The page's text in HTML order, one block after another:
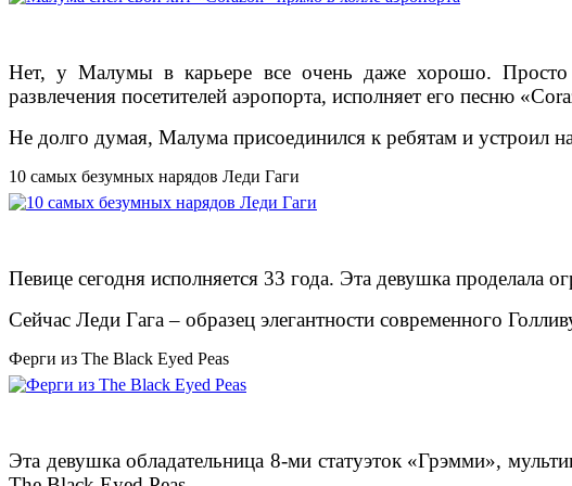
Нет, у Малумы в карьере все очень даже хорошо. Просто
развлечения посетителей аэропорта, исполняет его песню
Не долго думая, Малума присоединился к ребятам и устроил
10 самых безумных нарядов Леди Гаги
Певице сегодня исполняется 33 года. Эта девушка проделала
Сейчас Леди Гага – образец элегантности современного
Ферги из The Black Eyed Peas
Эта девушка обладательница 8-ми статуэток «Грэмми»,